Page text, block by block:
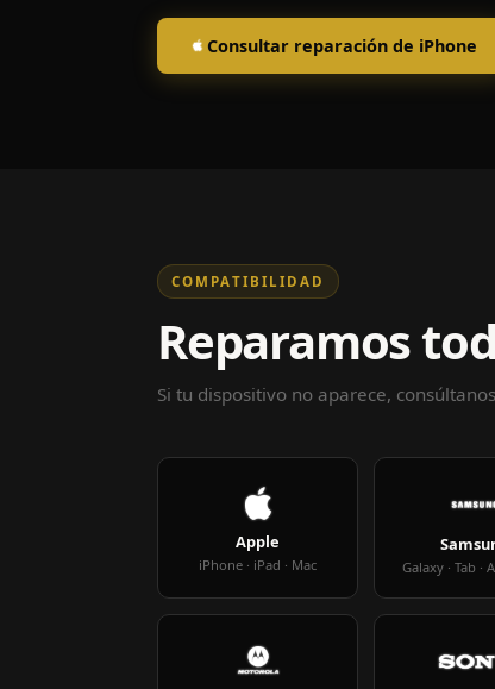
Consultar reparación de iPhone
COMPATIBILIDAD
Reparamos
Si tu dispositivo no aparece,
Apple
iPhone · iPad · Mac Galaxy · Tab ·